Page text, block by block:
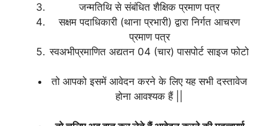
जन्मतिथि से संबंधित शैक्षिक प्रमाण पत्र
सक्षम पदाधिकारी (थाना प्रभारी) द्वारा निर्गत आचरण
प्रमाण पत्र
स्वअभीप्रमाणित अद्यतन 04 (चार) पासपोर्ट साइज फोटो
तो आपको इसमें आवेदन करने के लिए यह सभी दस्तावेज
होना आवश्यक हैं ||